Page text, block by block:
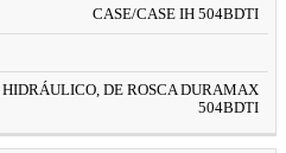
CASE/CASE IH 504BDTI
HIDRÁULICO, DE ROSCA DURAMAX
504BDTI